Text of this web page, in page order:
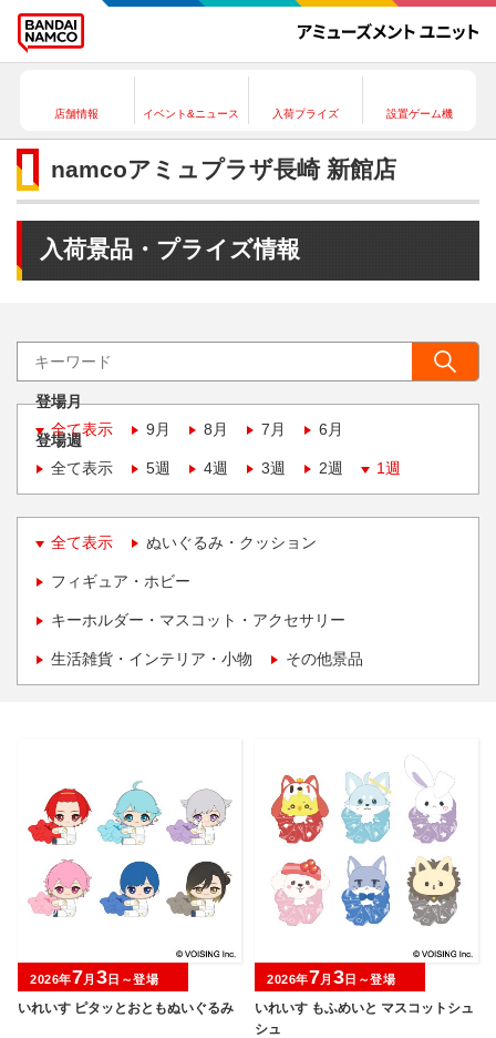
店舗情報 イベント&ニュース 入荷プライズ 設置ゲーム機
namcoアミュプラザ長崎 新館店
入荷景品・プライズ情報
登場月
全て表示
9月 8月 7月 6月
登場週
全て表示
5週 4週 3週 2週 1週
全て表示 ぬいぐるみ・クッション
フィギュア・ホビー
キーホルダー・マスコット・アクセサリー
生活雑貨・インテリア・小物 その他景品
いれいす ピタッとおともぬいぐるみ
2026年7月 3日～登場
いれいす もふめいと マスコットシュ
シュ
2026年7月 3日～登場